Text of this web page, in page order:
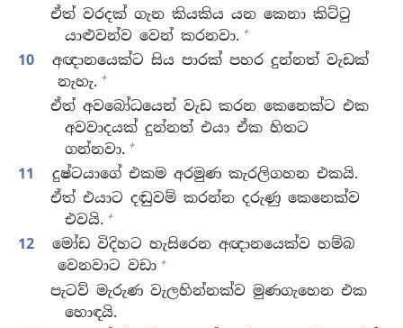
ඒත් වරදක් ගැන කියකිය යන කෙනා කිට්ටු
යාළුවන්ව වෙන් කරනවා. +
10
අඥානයෙක්ට සිය පාරක් පහර දුන්නත් වැඩක්
නැහැ. +
ඒත් අවබෝධයෙන් වැඩ කරන කෙනෙක්ට එක
අවවාදයක් දුන්නත් එයා ඒක හිතට
ගන්නවා. +
11
දුෂ්ටයාගේ එකම අරමුණ කැරලිගහන එකයි.
ඒත් එයාට දඬුවම් කරන්න දරුණු කෙනෙක්ව
එවයි. +
12
මෝඩ විදිහට හැසිරෙන අඥානයෙක්ව හම්බ
වෙනවාට වඩා +
පැටව් මැරුණ වැලහින්නක්ව මුණගැහෙන එක
හොඳයි.